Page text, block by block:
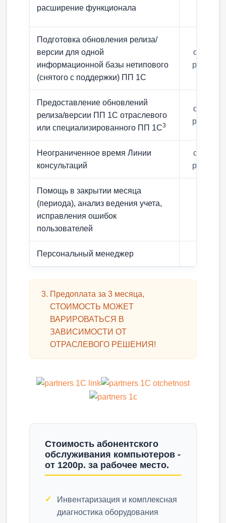
расширение функционала
Подготовка обновления релиза/
версии для одной
информационной базы нетипового
(снятого с поддержки) ПП 1С
от 3270
руб/ час
Предоставление обновлений
релиза/версии ПП 1С отраслевого
или специализированного ПП 1С3
от 3270
руб/ час
Неограниченное время Линии
консультаций
от 3270
руб/ час
Помощь в закрытии месяца
(периода), анализ ведения учета,
исправления ошибок
пользователей
Персональный менеджер
Предоплата за 3 месяца,
СТОИМОСТЬ МОЖЕТ
ВАРИРОВАТЬСЯ В
ЗАВИСИМОСТИ ОТ
ОТРАСЛЕВОГО РЕШЕНИЯ!
Стоимость абонентского
обслуживания компьютеров -
от 1200р. за рабочее место.
Инвентаризация и комплексная
диагностика оборудования